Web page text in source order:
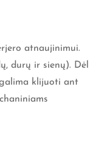
atnaujinimui.
durų ir sienų). Dėl
klijuoti ant